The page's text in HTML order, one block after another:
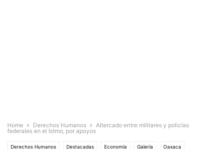
Home Derechos Humanos
Altercado entre militares y policías
federales en el Istmo, por apoyos
Derechos Humanos Destacadas Economía Galería Oaxaca